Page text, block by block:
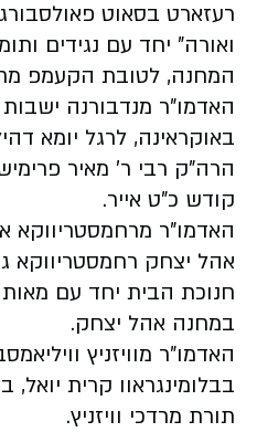
רעזארט בסאוט
ואורה" יחד עם נגידים
המחנה, לטובת הקעמפ
האדמו"ר מנדבורנה ישבות
באוקראינה, לרגל יומא
הרה"ק רבי ר' מאיר
קודש כ"ט אייר.
האדמו"ר מרחמסטריווקא
אהל יצחק רחמסטריווקא
חנוכת הבית יחד עם מאות
במחנה אהל יצחק.
האדמו"ר מוויזניץ
בבלומינגראוו קרית
תורת מרדכי וויזניץ.